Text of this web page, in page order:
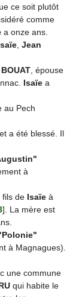
ce soit plutôt
comme
a onze ans.
, Jean
, épouse
Isaïea
au Pech
a été blessé. Il
à
fils de Isaïeà
] . La mère est
à Magnagues).
une commune
qui habite le